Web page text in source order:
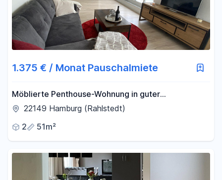
1.375 € / Monat Pauschalmiete
Möblierte Penthouse-Wohnung in guter
Wohngegend
22149 Hamburg (Rahlstedt)
2
51m²